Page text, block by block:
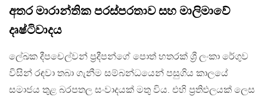
අතර මාරාන්තික පරස්පරතාව සහ මාලිමාවේ
දෘෂ්ටිවාදය
ලේඛක දීපචෙල්වන් ප්‍රදීපන්ගේ පොත් හතරක් ශ්‍රී ලංකා රේගුව
විසින් රඳවා තබා ගැනීම සම්බන්ධයෙන් පසුගිය කාලයේ
සමාජය තුළ බරපතල සංවාදයක් මතු විය. එහි ප්‍රතිඵලයක් ලෙස